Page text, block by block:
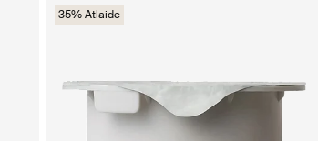
35% Atlaide